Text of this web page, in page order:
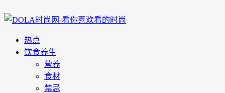
热点
饮食养生
营养
食材
禁忌